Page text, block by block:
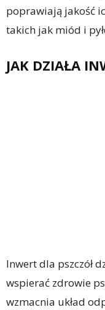
poprawiają jakość
takich jak miód i
JAK DZIAŁA
Inwert dla pszczół
wspierać zdrowie
wzmacnia układ